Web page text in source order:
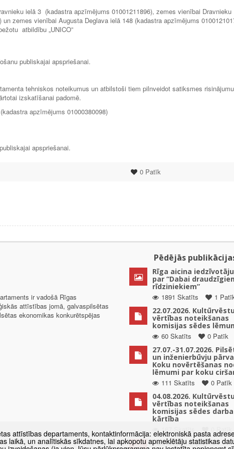
ielā 3 (kadastra apzīmējums 01001211896), zemes vienībai Dravnieku
zemes vienībai Augusta Deglava ielā 148 (kadastra apzīmējums
atbildību „UNICO”
publiskajai apspriešanai.
tehniskos noteikumus un atbilstoši tiem pilnveidot satiksmes
izskatīšanai padomē.
apzīmējums 01000380098)
apspriešanai.
0Patīk
ir vadošā Rīgas
attīstības jomā, galvaspilsētas
ekonomikas konkurētspējas
Pēdējās
Rīga aicina
par “Dabai
rīdziniekiem”
1891 Skatīts
1
22.07.2026.
vērtības noteikšanas
komisijas sēdes
60 Skatīts
0 Patīk
27.07.-31.07.2026.
un inženierbūvju
Koku novērtēšanas
lēmumi par koku
111 Skatīts
0 Patīk
04.08.2026.
vērtības noteikšanas
komisijas sēdes darba
kārtība
167 Skatīts
0 Patīk
Paziņojums par
attīstības departaments, kontaktinformācija: elektroniskā pasta
laikā, un analītiskās sīkdatnes, lai apkopotu apmeklētāju statistikas